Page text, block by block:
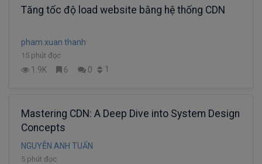
Tăng tốc độ load website bằng hệ thống CDN
pham xuan thanh
15 phút đọc
1.9K 6 0 1
Mastering CDN: A Deep Dive into System Design
Concepts
NGUYỄN ANH TUẤN
5 phút đọc